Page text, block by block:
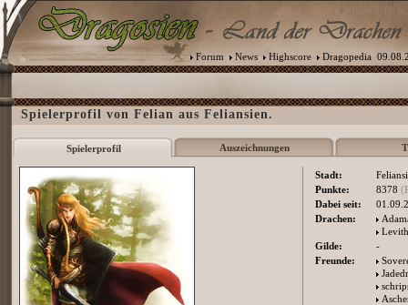
Forum News Highscore Dragopedia
Spielerprofil von Felian aus Feliansien.
Spielerprofil Auszeichnungen
Stadt:
Punkte:
8378
Dabei seit:
Drachen:
Gilde:
-
Freunde: